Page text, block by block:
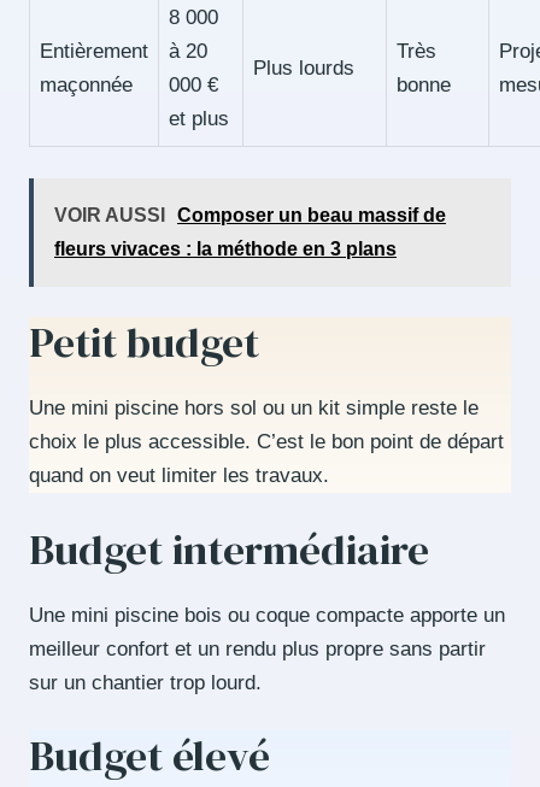
Entièrement
maçonnée
8 000
à 20
000 €
et plus
Plus lourds
Très
bonne
VOIR AUSSI
Composer un beau massif de
fleurs vivaces : la méthode en 3 plans
Petit budget
Une mini piscine hors sol ou un kit simple reste le
choix le plus accessible. C’est le bon point de départ
quand on veut limiter les travaux.
Budget intermédiaire
Une mini piscine bois ou coque compacte apporte un
meilleur confort et un rendu plus propre sans partir
sur un chantier trop lourd.
Budget élevé